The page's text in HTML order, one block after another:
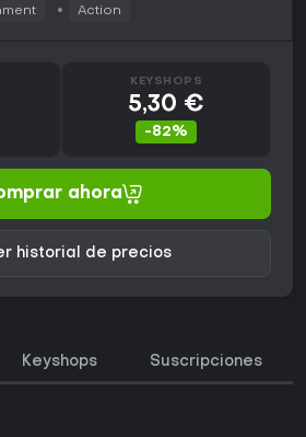
Action
KEYSHOPS
5,30 €
-82%
ahora
historial de precios
Keyshops Suscripciones